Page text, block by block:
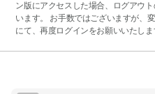
ン版にアクセスした場合、ログアウ
います。 お手数ではございますが、
にて、再度ログインをお願いいたしま